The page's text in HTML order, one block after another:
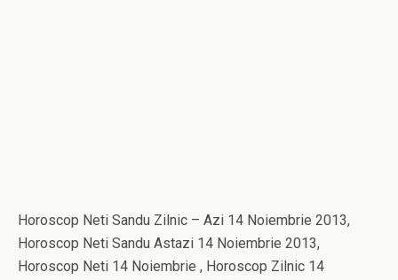
Horoscop Neti Sandu Zilnic – Azi 14 Noiembrie 2013,
Horoscop Neti Sandu Astazi 14 Noiembrie 2013,
Horoscop Neti 14 Noiembrie , Horoscop Zilnic 14